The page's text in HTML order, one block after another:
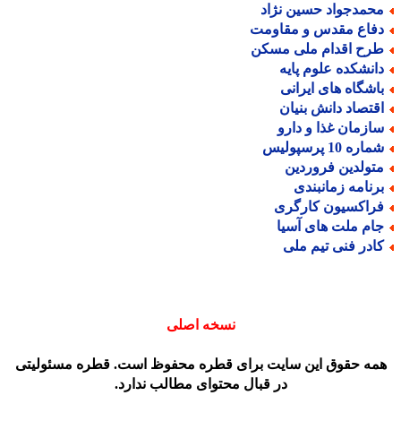
حسین نژاد
مقدس و مقاومت
اقدام ملی مسکن
علوم پایه
های ایرانی
دانش بنیان
غذا و دارو
10 پرسپولیس
فروردین
زمانبندی
کارگری
ملت های آسیا
فنی تیم ملی
نسخه اصلی
حقوق این سایت برای قطره محفوظ است. قطره مسئولیتی
در قبال محتوای مطالب ندارد.